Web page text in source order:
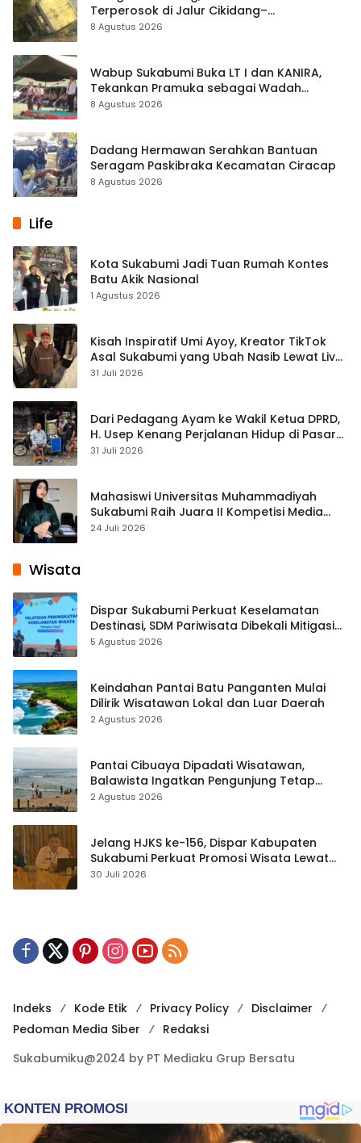
Terperosok di Jalur Cikidang–
Palabuhanratu
8 Agustus 2026
Wabup Sukabumi Buka LT I dan KANIRA,
Tekankan Pramuka sebagai Wadah
Pembentukan Karakter
8 Agustus 2026
Dadang Hermawan Serahkan Bantuan
Seragam Paskibraka Kecamatan Ciracap
8 Agustus 2026
Life
Kota Sukabumi Jadi Tuan Rumah Kontes
Batu Akik Nasional
1 Agustus 2026
Kisah Inspiratif Umi Ayoy, Kreator TikTok
Asal Sukabumi yang Ubah Nasib Lewat Live
Streaming
31 Juli 2026
Dari Pedagang Ayam ke Wakil Ketua DPRD,
H. Usep Kenang Perjalanan Hidup di Pasar
Cisaat
31 Juli 2026
Mahasiswi Universitas Muhammadiyah
Sukabumi Raih Juara II Kompetisi Media
Pembelajaran Digital Tingkat Internasional
24 Juli 2026
Wisata
Dispar Sukabumi Perkuat Keselamatan
Destinasi, SDM Pariwisata Dibekali Mitigasi
hingga Teknik Evakuasi
5 Agustus 2026
Keindahan Pantai Batu Panganten Mulai
Dilirik Wisatawan Lokal dan Luar Daerah
2 Agustus 2026
Pantai Cibuaya Dipadati Wisatawan,
Balawista Ingatkan Pengunjung Tetap
Waspada
2 Agustus 2026
Jelang HJKS ke-156, Dispar Kabupaten
Sukabumi Perkuat Promosi Wisata Lewat
Publikasi Digital
30 Juli 2026
Indeks Kode Etik Privacy Policy
Disclaimer
Pedoman Media Siber
Redaksi
Sukabumiku@2024 by PT Mediaku Grup Bersatu